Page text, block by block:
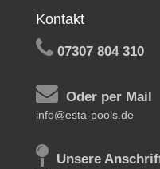
Kontakt
07307 804 310
Oder per Mail
info@esta-pools.de
Unsere